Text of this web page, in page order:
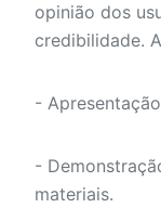
opinião dos
credibilidade.
-
-
materiais.